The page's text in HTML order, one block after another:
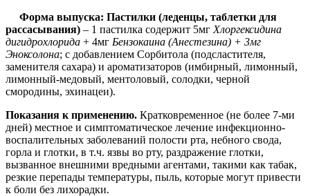
Форма выпуска: Пастилки (леденцы, таблетки для
рассасывания) – 1 пастилка содержит 5мг Хлоргексидина
дигидрохлорида + 4мг Бензокаина (Анестезина) + 3мг
Эноксолона; с добавлением Сорбитола (подсластителя,
заменителя сахара) и ароматизаторов (имбирный, лимонный,
лимонный-медовый, ментоловый, солодки, черной
смородины, эхинацеи).
Показания к применению. Кратковременное (не более 7-ми
дней) местное и симптоматическое лечение инфекционно-
воспалительных заболеваний полости рта, небного свода,
горла и глотки, в т.ч. язвы во рту, раздражение глотки,
вызванное внешними вредными агентами, такими как табак,
резкие перепады температуры, пыль, которые могут привести
к боли без лихорадки.